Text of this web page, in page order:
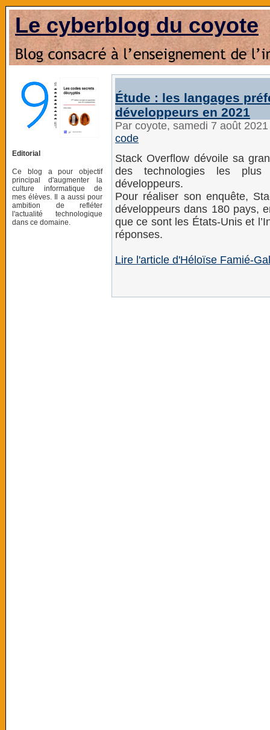
Le cyberblog du coyote
Editorial
Ce blog a pour objectif
principal d'augmenter la
culture informatique de
mes élèves. Il a aussi pour
ambition de refléter
l'actualité technologique
dans ce domaine.
Étude : les langages
développeurs en 2021
Par coyote, samedi 7 août
code
Stack Overflow dévoile sa
des technologies les plus
développeurs.
Pour réaliser son enquête,
développeurs dans 180 pays,
que ce sont les États-Unis et
réponses.
Lire l'article d'Héloïse Famié-